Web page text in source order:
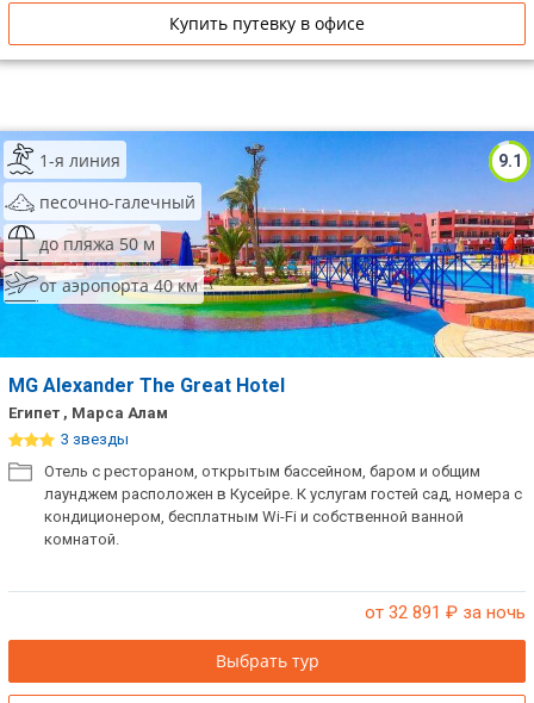
Купить путевку в офисе
9.1
1-я линия
песочно-галечный
до пляжа 50 м
от аэропорта 40 км
MG Alexander The Great Hotel
Египет , Марса Алам
3 звезды
Отель с рестораном, открытым бассейном, баром и общим
лаунджем расположен в Кусейре. К услугам гостей сад, номера с
кондиционером, бесплатным Wi-Fi и собственной ванной
комнатой.
от 32 891 ₽ за ночь
Выбрать тур